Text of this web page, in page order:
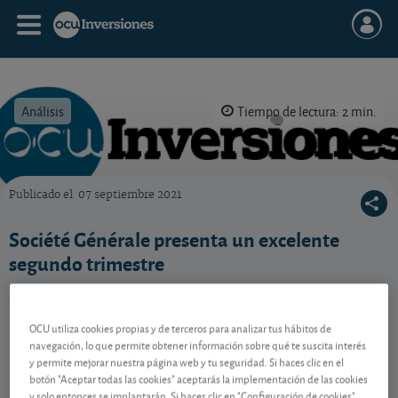
Análisis Tiempo de lectura: 2 min.
Publicado el 07 septiembre 2021
Société Générale presenta un excelente
segundo trimestre
El banco francés deberá confirmar su recuperación en
Contenido reservado a SOCIOS
OCU utiliza cookies propias y de terceros para analizar tus hábitos de
navegación, lo que permite obtener información sobre qué te suscita interés
y permite mejorar nuestra página web y tu seguridad. Si haces clic en el
botón "Aceptar todas las cookies" aceptarás la implementación de las cookies